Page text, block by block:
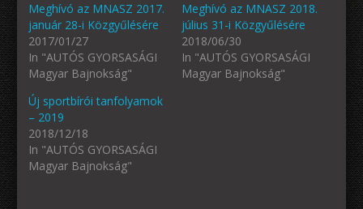
Meghívó az MNASZ 2017.
január 28-i Közgyűlésére
2017/01/27
In "AUTÓS GYORSASÁGI
Magyar Bajnokság"
Meghívó az MNASZ 2018.
július 31-i Közgyűlésére
2018/06/30
In "AUTÓS GYORSASÁGI
Magyar Bajnokság"
Új sportbírói tanfolyamok
– 2019
2018/12/18
In "AUTÓS GYORSASÁGI
Magyar Bajnokság"